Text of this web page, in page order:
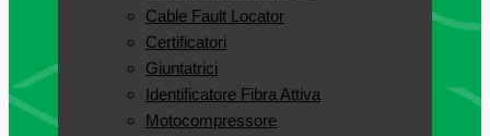
Cable Fault Locator
Certificatori
Giuntatrici
Identificatore Fibra Attiva
Motocompressore